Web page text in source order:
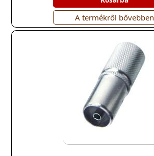
A termékről bővebben